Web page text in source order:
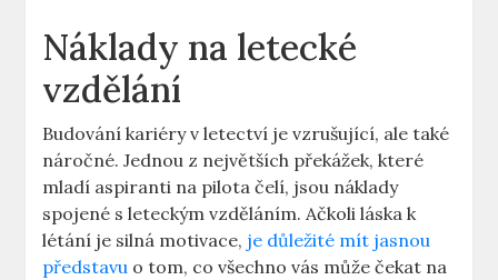
Náklady na letecké
vzdělání
Budování kariéry ⁣v letectví je vzrušující, ale ‍také
náročné. Jednou ⁢z největších překážek, které
mladí⁣ aspiranti‍ na pilota ⁣čelí, jsou náklady
spojené s leteckým vzděláním. Ačkoli ⁤láska​ k‌
létání je silná motivace, je důležité mít jasnou
představu o tom, co všechno vás může čekat na